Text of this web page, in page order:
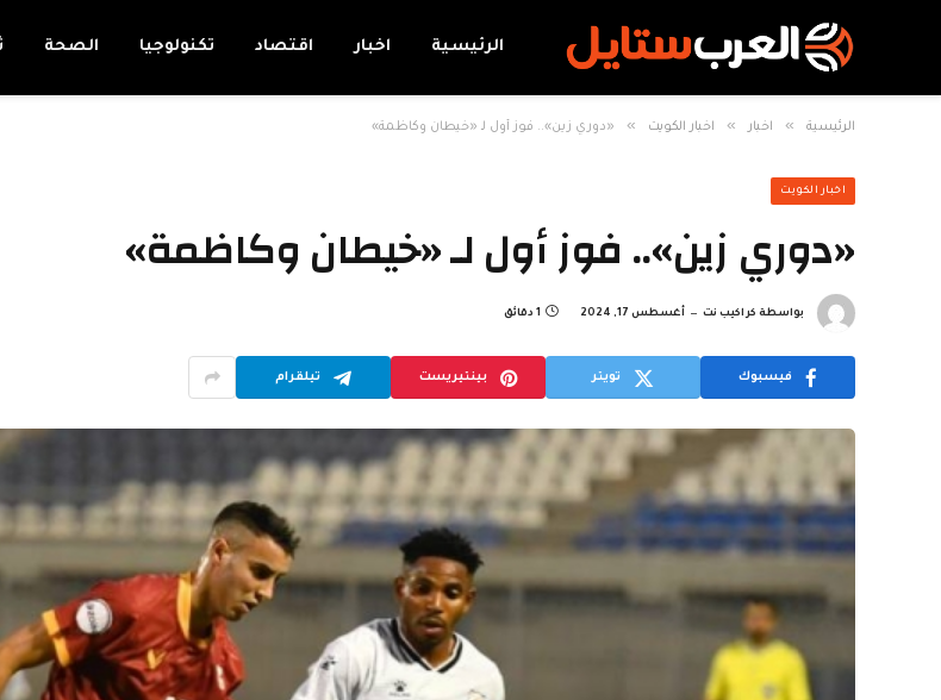
الرئيسية اخبار اقتصاد تكنولوجيا الصحة
الرئيسية » اخبار » اخبار الكويت » «دوري زين».. فوز أول لـ «خيطان وكاظمة»
اخبار الكويت
«دوري زين».. فوز أول لـ «خيطان وكاظمة»
بواسطة كراكيب نت أغسطس 17, 2024 1 دقائق
فيسبوك تويتر بينتيريست تيلقرام